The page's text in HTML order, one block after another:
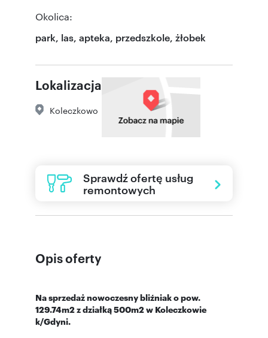
Okolica:
park, las, apteka, przedszkole, żłobek
Lokalizacja
Koleczkowo
Sprawdź ofertę usług
remontowych
Opis oferty
Na sprzedaż nowoczesny bliźniak o pow.
129.74m2 z działką 500m2 w Koleczkowie
k/Gdyni.